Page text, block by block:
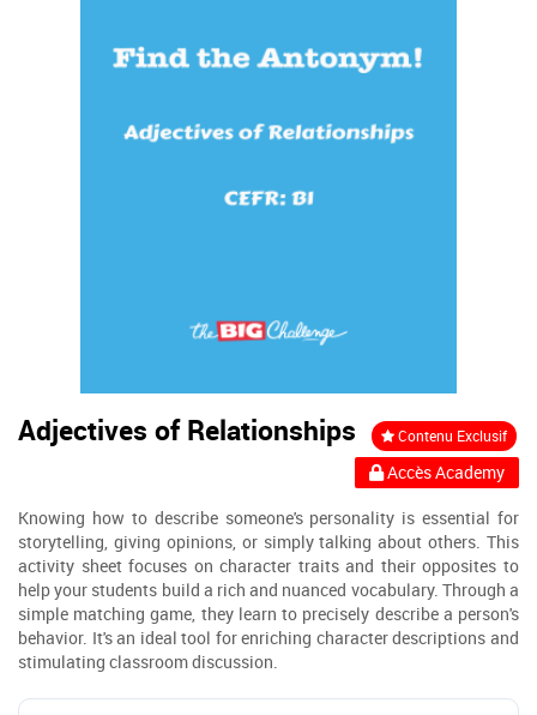
Adjectives of Relationships Contenu Exclusif
Accès Academy
Knowing how to describe someone's personality is essential for
storytelling, giving opinions, or simply talking about others. This
activity sheet focuses on character traits and their opposites to
help your students build a rich and nuanced vocabulary. Through a
simple matching game, they learn to precisely describe a person's
behavior. It's an ideal tool for enriching character descriptions and
stimulating classroom discussion.